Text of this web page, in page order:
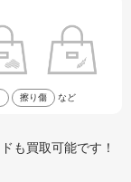
擦り傷 など
も買取可能です！